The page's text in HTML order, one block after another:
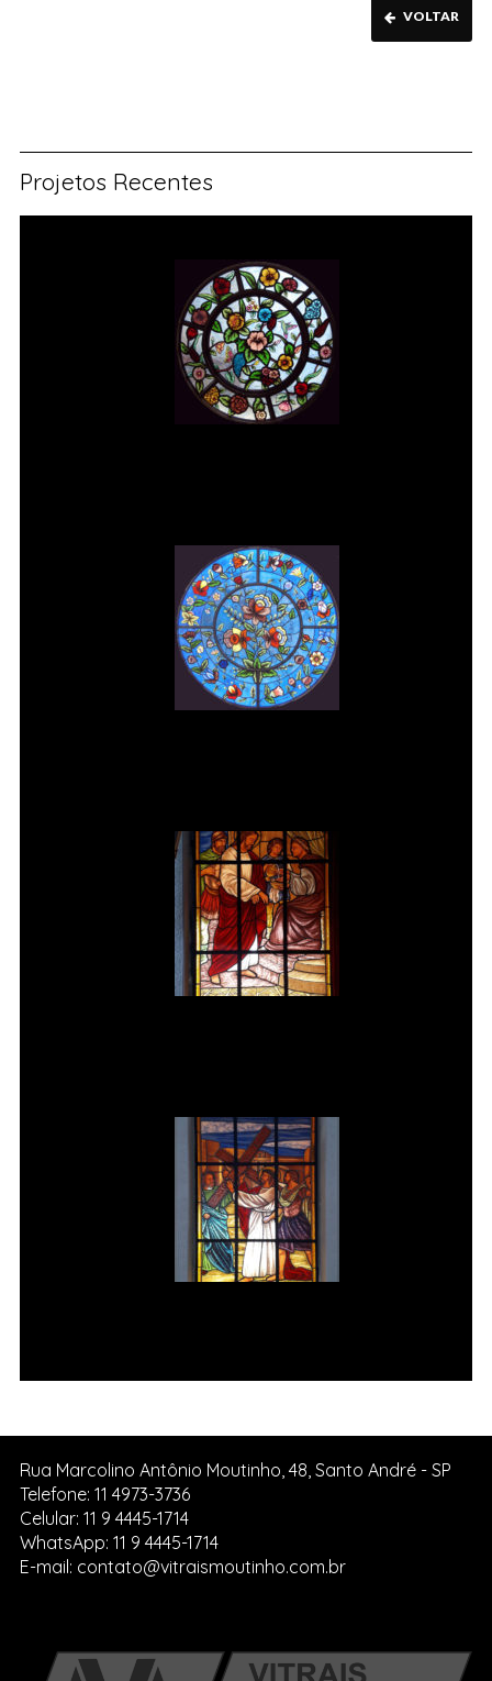
VOLTAR
Projetos Recentes
Rua Marcolino Antônio Moutinho, 48, Santo André - SP
Telefone: 11 4973-3736
Celular: 11 9 4445-1714
WhatsApp: 11 9 4445-1714
E-mail: contato@vitraismoutinho.com.br